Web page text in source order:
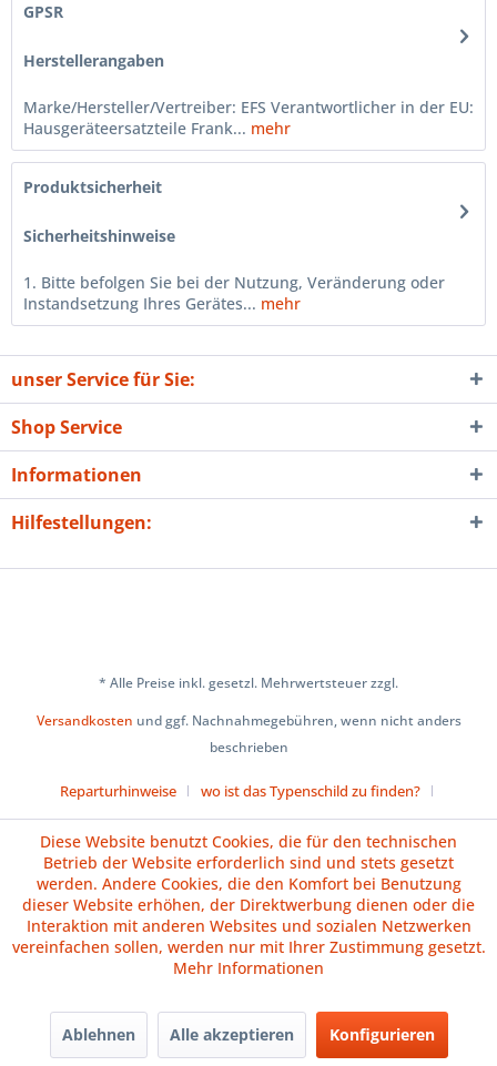
GPSR
Herstellerangaben
Marke/Hersteller/Vertreiber: EFS Verantwortlicher in der EU:
Hausgeräteersatzteile Frank... mehr
Produktsicherheit
Sicherheitshinweise
1. Bitte befolgen Sie bei der Nutzung, Veränderung oder
Instandsetzung Ihres Gerätes... mehr
unser Service für Sie:
Shop Service
Informationen
Hilfestellungen:
* Alle Preise inkl. gesetzl. Mehrwertsteuer zzgl.
Versandkosten und ggf. Nachnahmegebühren, wenn nicht anders
beschrieben
Reparturhinweise
wo ist das Typenschild zu finden?
Versand und Zahlungsbedingungen
Impressum
AGB
Widerrufsrecht
Datenschutz Batteriehinweise
Vertrag widerrufen
Diese Website benutzt Cookies, die für den technischen
Betrieb der Website erforderlich sind und stets gesetzt
werden. Andere Cookies, die den Komfort bei Benutzung
dieser Website erhöhen, der Direktwerbung dienen oder die
Interaktion mit anderen Websites und sozialen Netzwerken
vereinfachen sollen, werden nur mit Ihrer Zustimmung gesetzt.
Mehr Informationen
Ablehnen Alle akzeptieren Konfigurieren